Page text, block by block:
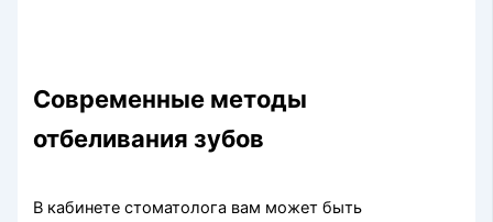
Современные методы
отбеливания зубов
В кабинете стоматолога вам может быть